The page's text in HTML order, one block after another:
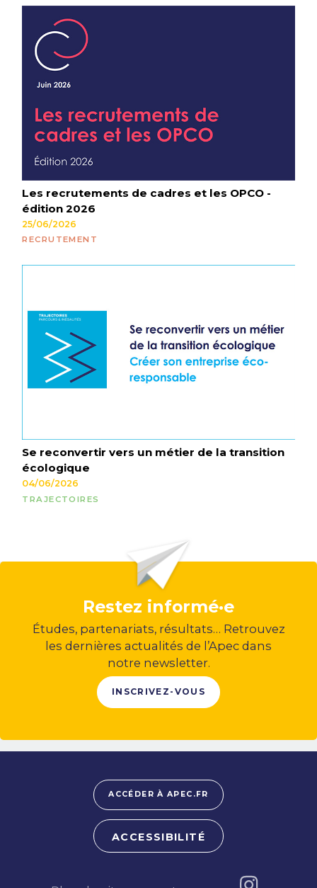
Les recrutements de cadres et les OPCO -
édition 2026
25/06/2026
RECRUTEMENT
Se reconvertir vers un métier de la transition
écologique
04/06/2026
TRAJECTOIRES
Restez informé·e
Études, partenariats, résultats… Retrouvez
les dernières actualités de l’Apec dans
notre newsletter.
INSCRIVEZ-VOUS
ACCÉDER À APEC.FR
ACCESSIBILITÉ